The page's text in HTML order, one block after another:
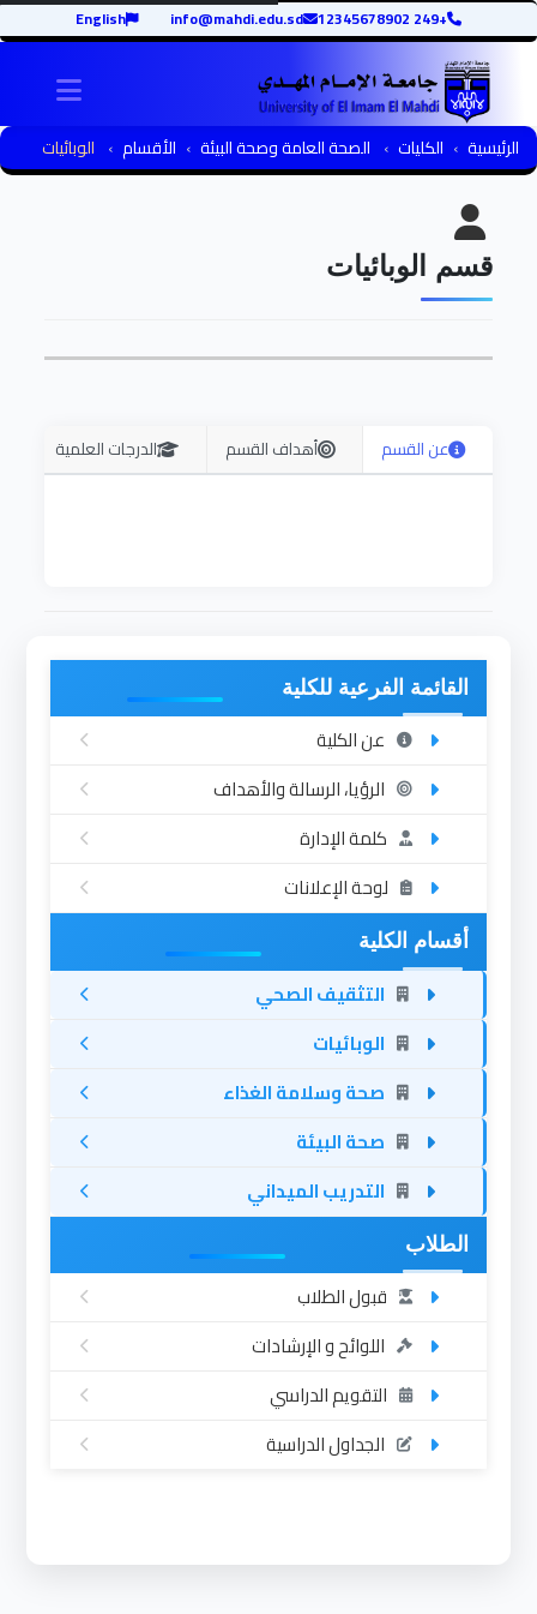
+249 12345678902
info@mahdi.edu.sd
English
الرئيسية الكليات الصحة العامة وصحة البيئة الأقسام الوبائيات
قسم الوبائيات
عن القسم أهداف القسم الدرجات العلمية
القائمة الفرعية للكلية
عن الكلية
الرؤيا، الرسالة والأهداف
كلمة الإدارة
لوحة الإعلانات
أقسام الكلية
التثقيف الصحي
الوبائيات
صحة وسلامة الغذاء
صحة البيئة
التدريب الميداني
الطلاب
قبول الطلاب
اللوائح و الإرشادات
التقويم الدراسي
الجداول الدراسية